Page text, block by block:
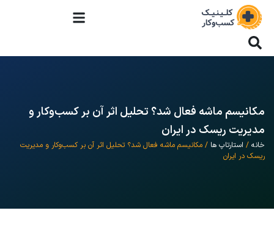
مکانیسم ماشه فعال شد؟ تحلیل اثر آن بر کسب‌وکار و
مدیریت ریسک در ایران
خانه / استارتاپ ها / مکانیسم ماشه فعال شد؟ تحلیل اثر آن بر کسب‌وکار و مدیریت
ریسک در ایران